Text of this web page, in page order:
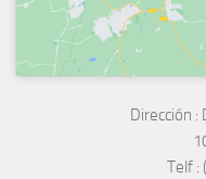
Dirección :
Telf :